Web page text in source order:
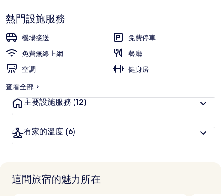
10，
深
受
旅
客
喜
熱門設施服務
機場接送
免費停車
免費無線上網
餐廳
空調
健身房
查看全部
主要設施服務 (12)
有家的溫度 (6)
這間旅宿的魅力所在